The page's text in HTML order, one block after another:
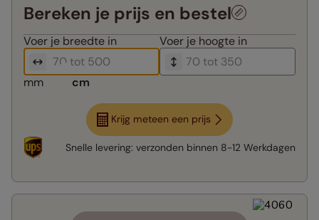
Bereken je prijs en bestel
Voer je breedte in Voer je hoogte in
mm cm
Krijg meteen een prijs
Snelle levering: verzonden binnen 8-12 Werkdagen